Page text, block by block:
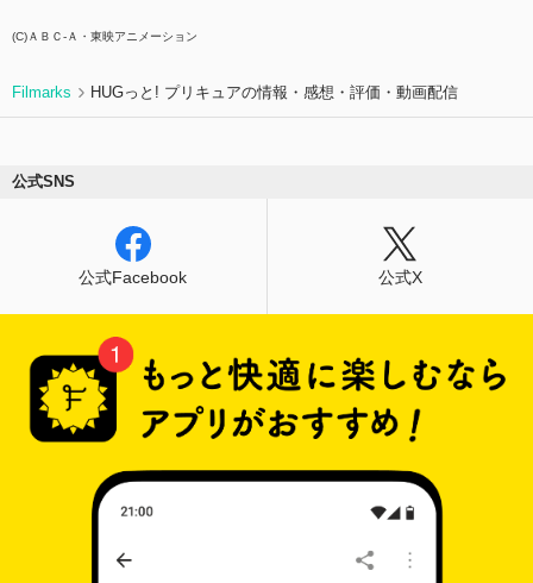
(C)ＡＢＣ-Ａ・東映アニメーション
Filmarks HUGっと! プリキュアの情報・感想・評価・動画配信
公式SNS
公式Facebook 公式X